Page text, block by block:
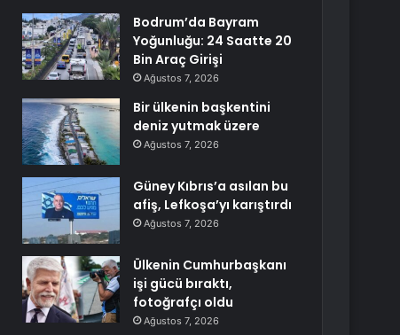
Bodrum’da Bayram
Yoğunluğu: 24 Saatte 20
Bin Araç Girişi
Ağustos 7, 2026
Bir ülkenin başkentini
deniz yutmak üzere
Ağustos 7, 2026
Güney Kıbrıs’a asılan bu
afiş, Lefkoşa’yı karıştırdı
Ağustos 7, 2026
Ülkenin Cumhurbaşkanı
işi gücü bıraktı,
fotoğrafçı oldu
Ağustos 7, 2026